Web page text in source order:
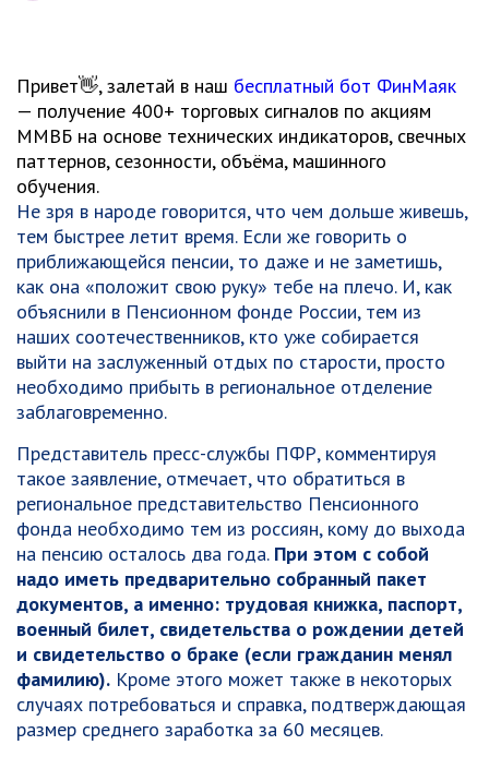
Привет👋, залетай в наш бесплатный бот ФинМаяк
— получение 400+ торговых сигналов по акциям
ММВБ на основе технических индикаторов, свечных
паттернов, сезонности, объёма, машинного
обучения.
Не зря в народе говорится, что чем дольше живешь,
тем быстрее летит время. Если же говорить о
приближающейся пенсии, то даже и не заметишь,
как она «положит свою руку» тебе на плечо. И, как
объяснили в Пенсионном фонде России, тем из
наших соотечественников, кто уже собирается
выйти на заслуженный отдых по старости, просто
необходимо прибыть в региональное отделение
заблаговременно.
Представитель пресс-службы ПФР, комментируя
такое заявление, отмечает, что обратиться в
региональное представительство Пенсионного
фонда необходимо тем из россиян, кому до выхода
на пенсию осталось два года. При этом с собой
надо иметь предварительно собранный пакет
документов, а именно: трудовая книжка, паспорт,
военный билет, свидетельства о рождении детей
и свидетельство о браке (если гражданин менял
фамилию). Кроме этого может также в некоторых
случаях потребоваться и справка, подтверждающая
размер среднего заработка за 60 месяцев.